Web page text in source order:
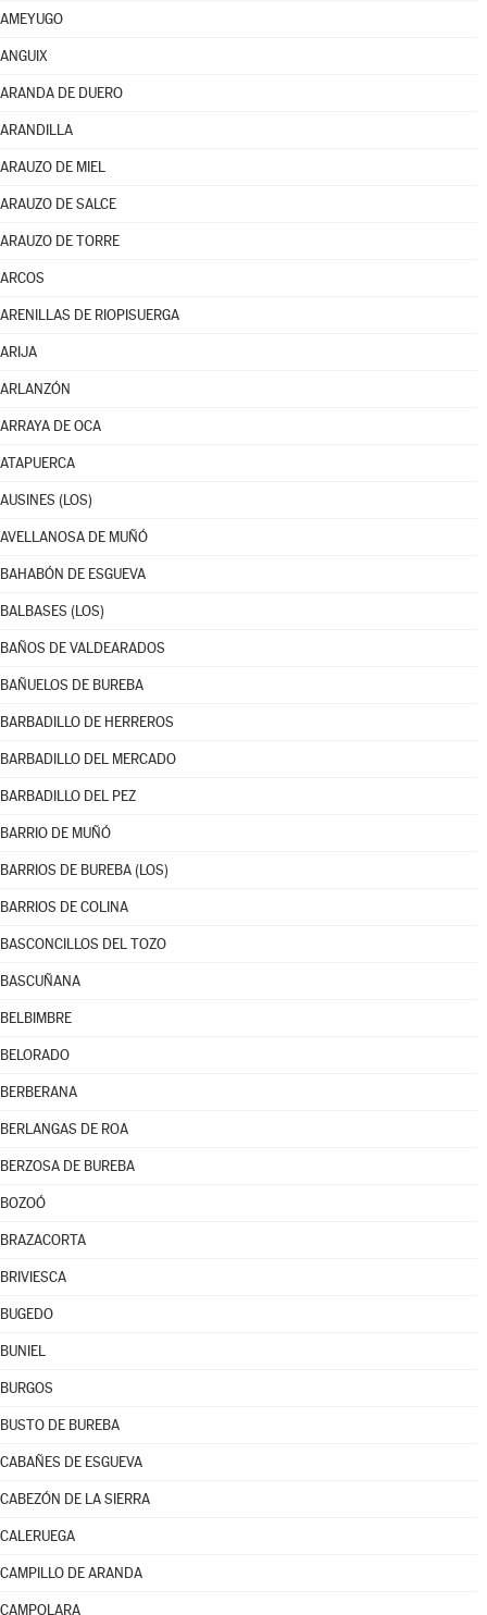
AMEYUGO
ANGUIX
ARANDA DE DUERO
ARANDILLA
ARAUZO DE MIEL
ARAUZO DE SALCE
ARAUZO DE TORRE
ARCOS
ARENILLAS DE RIOPISUERGA
ARIJA
ARLANZÓN
ARRAYA DE OCA
ATAPUERCA
AUSINES (LOS)
AVELLANOSA DE MUÑÓ
BAHABÓN DE ESGUEVA
BALBASES (LOS)
BAÑOS DE VALDEARADOS
BAÑUELOS DE BUREBA
BARBADILLO DE HERREROS
BARBADILLO DEL MERCADO
BARBADILLO DEL PEZ
BARRIO DE MUÑÓ
BARRIOS DE BUREBA (LOS)
BARRIOS DE COLINA
BASCONCILLOS DEL TOZO
BASCUÑANA
BELBIMBRE
BELORADO
BERBERANA
BERLANGAS DE ROA
BERZOSA DE BUREBA
BOZOÓ
BRAZACORTA
BRIVIESCA
BUGEDO
BUNIEL
BURGOS
BUSTO DE BUREBA
CABAÑES DE ESGUEVA
CABEZÓN DE LA SIERRA
CALERUEGA
CAMPILLO DE ARANDA
CAMPOLARA